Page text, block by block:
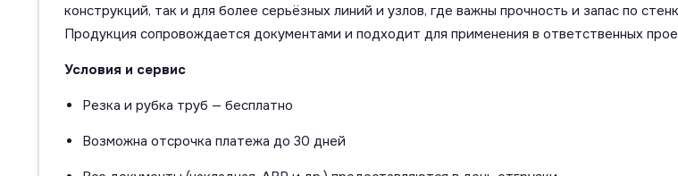
конструкций, так и для более серьёзных линий и узлов, где важны прочность и запас по
Продукция сопровождается документами и подходит для применения в ответственных
Условия и сервис
Резка и рубка труб — бесплатно
Возможна отсрочка платежа до 30 дней